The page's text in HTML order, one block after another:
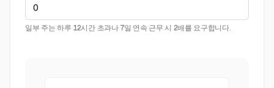
일부 주는 하루 12시간 초과나 7일 연속 근무 시 2배를 요구합니다.